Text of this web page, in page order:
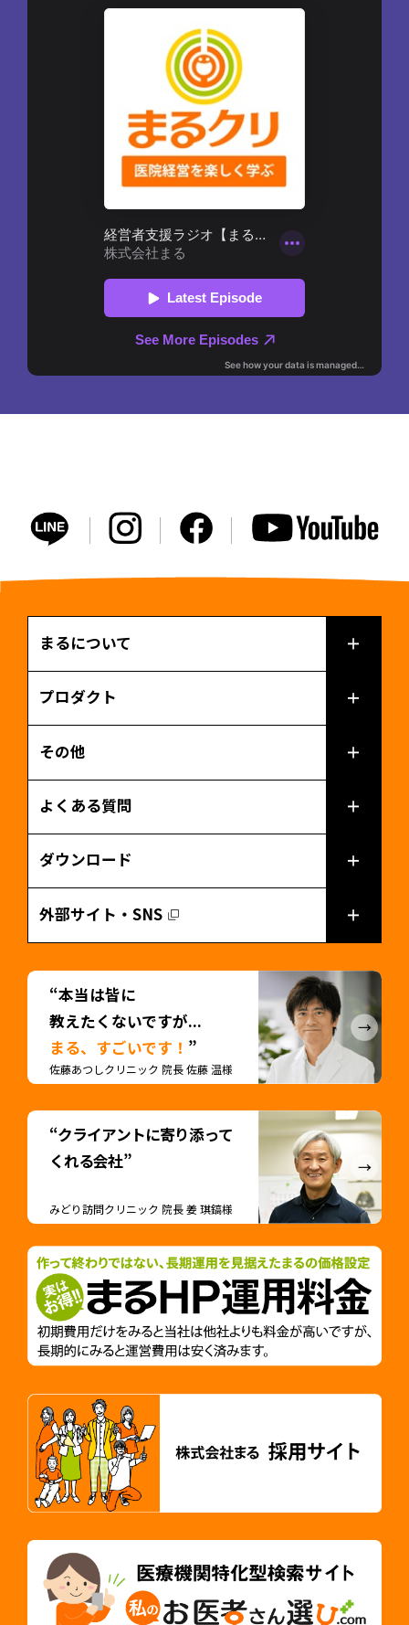
まるについて
プロダクト
その他
よくある質問
ダウンロード
外部サイト・SNS
“本当は皆に
教えたくないですが...
まる、すごいです！ ”
佐藤あつしクリニック 院長 佐藤 温様
“クライアントに寄り添って
くれる会社”
みどり訪問クリニック 院長 姜 琪鎬様